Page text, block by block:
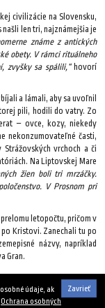
civilizácie na Slovensku,
len tri, najznámejšia je
známe z antických
obety. V rámci rituálneho
zvyšky sa spálili,“ hovorí
a lámali, aby sa uvoľnil
pili, hodili do vatry. Zo
– ovce, kozy, niekedy
nekonzumovateľné časti,
vrchoch a či
Na Liptovskej Mare
žien boli tri mrzáčky.
V Prosnom pri
letopočtu, pričom v
Kristovi. Zanechali tu po
názvy, napríklad
Gran.
13. augusta 2016
Zavrieť
údaje, ak
Ochrana osobných